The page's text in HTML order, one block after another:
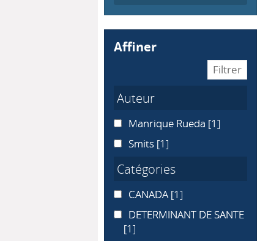
affiner
Auteur
Manrique Rueda
Manrique Rueda [1]
SmitsSmits [1]
Catégories
CANADA
CANADA [1]
DETERMINANT DE SANTE
DETERMINANT DE SANTE
[1]